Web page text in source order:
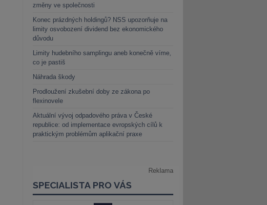
změny ve společnosti
Konec prázdných holdingů? NSS upozorňuje na
limity osvobození dividend bez ekonomického
důvodu
Limity hudebního samplingu aneb konečně víme,
co je pastiš
Náhrada škody
Prodloužení zkušební doby ze zákona po
flexinovele
Aktuální vývoj odpadového práva v České
republice: od implementace evropských cílů k
praktickým problémům aplikační praxe